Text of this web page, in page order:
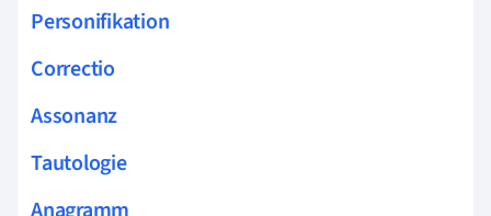
Personifikation
Correctio
Assonanz
Tautologie